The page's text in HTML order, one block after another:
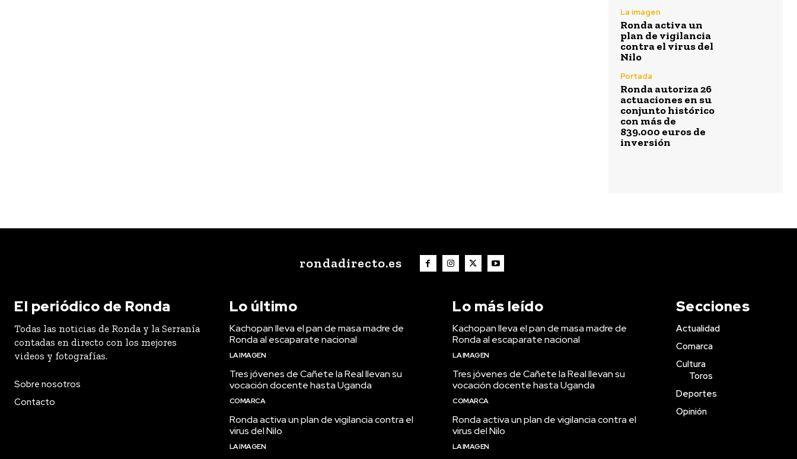
La imagen
Ronda activa un
plan de vigilancia
contra el virus del
Nilo
Portada
Ronda autoriza 26
actuaciones en su
conjunto histórico
con más de
839.000 euros de
inversión
rondadirecto.es
El periódico de Ronda
Todas las noticias de Ronda y la Serranía
contadas en directo con los mejores
videos y fotografías.
Sobre nosotros
Contacto
Lo último
Kachopan lleva el pan de masa madre de
Ronda al escaparate nacional
LA IMAGEN
Tres jóvenes de Cañete la Real llevan su
vocación docente hasta Uganda
COMARCA
Ronda activa un plan de vigilancia contra el
virus del Nilo
LA IMAGEN
Lo más leído
Kachopan lleva el pan de masa madre de
Ronda al escaparate nacional
LA IMAGEN
Tres jóvenes de Cañete la Real llevan su
vocación docente hasta Uganda
COMARCA
Ronda activa un plan de vigilancia contra el
virus del Nilo
LA IMAGEN
Secciones
Actualidad
Comarca
Cultura
Toros
Deportes
Opinión